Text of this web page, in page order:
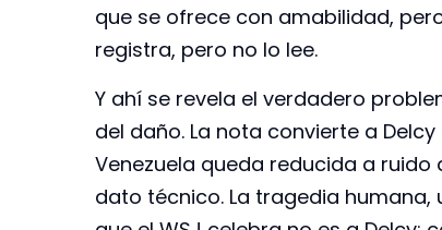
que se ofrece con amabilidad,
registra, pero no lo lee.
Y ahí se revela el verdadero
del daño. La nota convierte a
Venezuela queda reducida a
dato técnico. La tragedia humana,